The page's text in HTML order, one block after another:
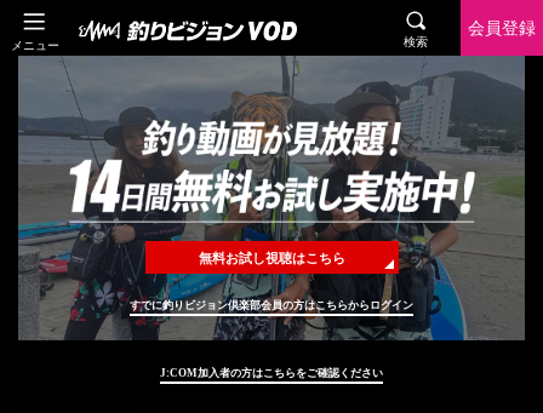
メニュー 検索
会員登録
無料お試し視聴はこちら
すでに釣りビジョン倶楽部会員の方はこちらからログイン
J:COM加入者の方はこちらをご確認ください